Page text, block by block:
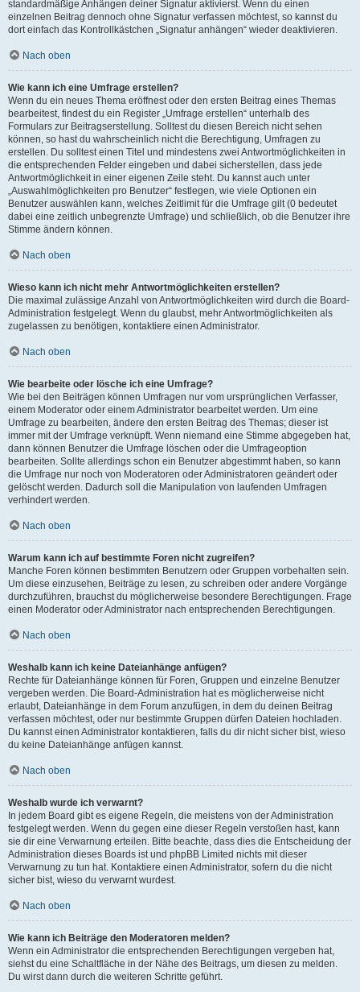
standardmäßige Anhängen deiner Signatur aktivierst. Wenn du einen
einzelnen Beitrag dennoch ohne Signatur verfassen möchtest, so kannst du
dort einfach das Kontrollkästchen „Signatur anhängen“ wieder deaktivieren.
Nach oben
Wie kann ich eine Umfrage erstellen?
Wenn du ein neues Thema eröffnest oder den ersten Beitrag eines Themas
bearbeitest, findest du ein Register „Umfrage erstellen“ unterhalb des
Formulars zur Beitragserstellung. Solltest du diesen Bereich nicht sehen
können, so hast du wahrscheinlich nicht die Berechtigung, Umfragen zu
erstellen. Du solltest einen Titel und mindestens zwei Antwortmöglichkeiten in
die entsprechenden Felder eingeben und dabei sicherstellen, dass jede
Antwortmöglichkeit in einer eigenen Zeile steht. Du kannst auch unter
„Auswahlmöglichkeiten pro Benutzer“ festlegen, wie viele Optionen ein
Benutzer auswählen kann, welches Zeitlimit für die Umfrage gilt (0 bedeutet
dabei eine zeitlich unbegrenzte Umfrage) und schließlich, ob die Benutzer ihre
Stimme ändern können.
Nach oben
Wieso kann ich nicht mehr Antwortmöglichkeiten erstellen?
Die maximal zulässige Anzahl von Antwortmöglichkeiten wird durch die Board-
Administration festgelegt. Wenn du glaubst, mehr Antwortmöglichkeiten als
zugelassen zu benötigen, kontaktiere einen Administrator.
Nach oben
Wie bearbeite oder lösche ich eine Umfrage?
Wie bei den Beiträgen können Umfragen nur vom ursprünglichen Verfasser,
einem Moderator oder einem Administrator bearbeitet werden. Um eine
Umfrage zu bearbeiten, ändere den ersten Beitrag des Themas; dieser ist
immer mit der Umfrage verknüpft. Wenn niemand eine Stimme abgegeben hat,
dann können Benutzer die Umfrage löschen oder die Umfrageoption
bearbeiten. Sollte allerdings schon ein Benutzer abgestimmt haben, so kann
die Umfrage nur noch von Moderatoren oder Administratoren geändert oder
gelöscht werden. Dadurch soll die Manipulation von laufenden Umfragen
verhindert werden.
Nach oben
Warum kann ich auf bestimmte Foren nicht zugreifen?
Manche Foren können bestimmten Benutzern oder Gruppen vorbehalten sein.
Um diese einzusehen, Beiträge zu lesen, zu schreiben oder andere Vorgänge
durchzuführen, brauchst du möglicherweise besondere Berechtigungen. Frage
einen Moderator oder Administrator nach entsprechenden Berechtigungen.
Nach oben
Weshalb kann ich keine Dateianhänge anfügen?
Rechte für Dateianhänge können für Foren, Gruppen und einzelne Benutzer
vergeben werden. Die Board-Administration hat es möglicherweise nicht
erlaubt, Dateianhänge in dem Forum anzufügen, in dem du deinen Beitrag
verfassen möchtest, oder nur bestimmte Gruppen dürfen Dateien hochladen.
Du kannst einen Administrator kontaktieren, falls du dir nicht sicher bist, wieso
du keine Dateianhänge anfügen kannst.
Nach oben
Weshalb wurde ich verwarnt?
In jedem Board gibt es eigene Regeln, die meistens von der Administration
festgelegt werden. Wenn du gegen eine dieser Regeln verstoßen hast, kann
sie dir eine Verwarnung erteilen. Bitte beachte, dass dies die Entscheidung der
Administration dieses Boards ist und phpBB Limited nichts mit dieser
Verwarnung zu tun hat. Kontaktiere einen Administrator, sofern du die nicht
sicher bist, wieso du verwarnt wurdest.
Nach oben
Wie kann ich Beiträge den Moderatoren melden?
Wenn ein Administrator die entsprechenden Berechtigungen vergeben hat,
siehst du eine Schaltfläche in der Nähe des Beitrags, um diesen zu melden.
Du wirst dann durch die weiteren Schritte geführt.